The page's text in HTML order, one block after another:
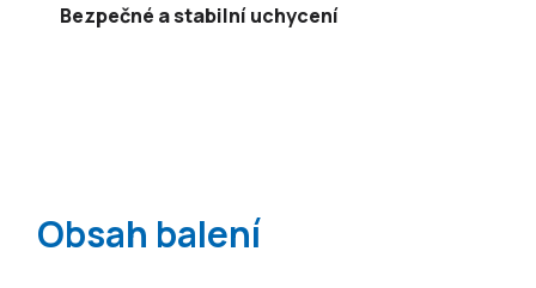
Bezpečné a stabilní uchycení
Obsah balení